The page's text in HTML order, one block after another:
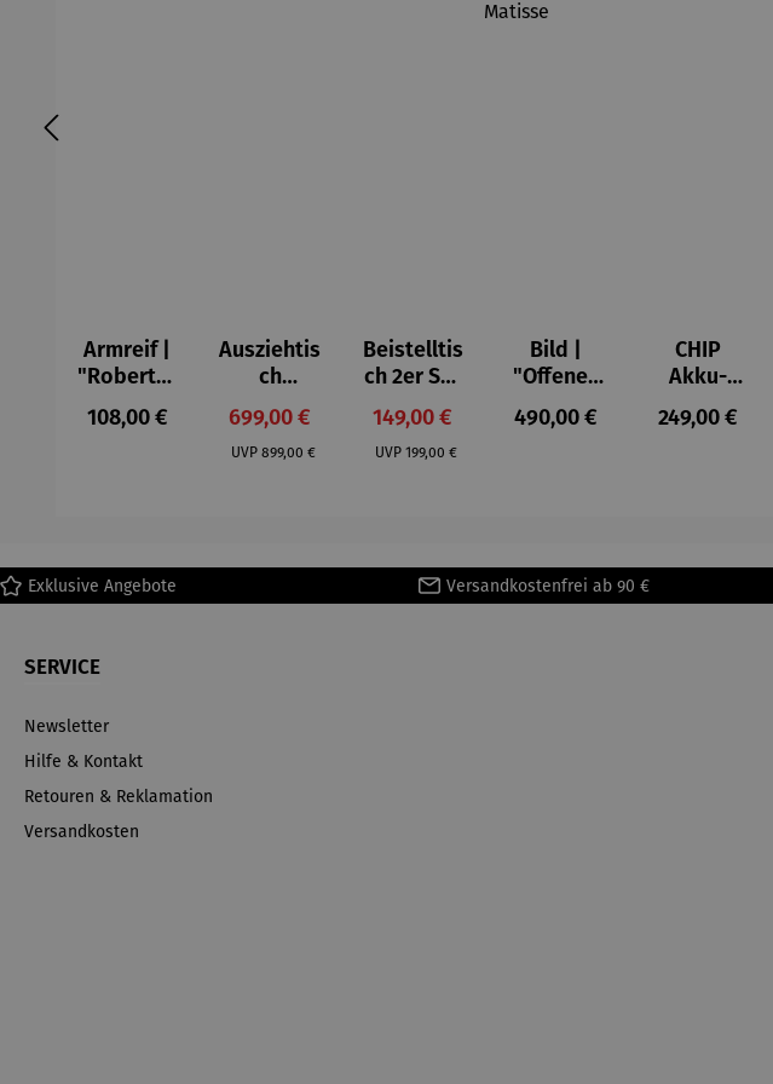
Armreif |
"Roberta"
– Anna
Mütz
Regulärer Preis:
108,00 €
Ausziehtis
ch
Aluminium
– Valor
Verkaufspreis:
699,00 €
UVP Regulärer Preis:
899,00 €
Beistelltis
ch 2er Set
– Dalias
Verkaufspreis:
149,00 €
UVP Regulärer Preis:
199,00 €
Bild |
"Offenes
Fenster in
Collioure"
Regulärer Preis:
490,00 €
CHIP
Akku-
Staubsau
ger
Regulärer
249,00 €
Exklusive Angebote Versandkostenfrei ab 90 €
SERVICE
Newsletter
Hilfe & Kontakt
Retouren & Reklamation
Versandkosten